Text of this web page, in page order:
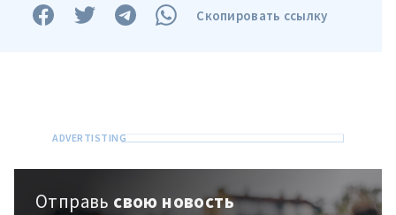
Скопировать ссылку
Отправь свою новость